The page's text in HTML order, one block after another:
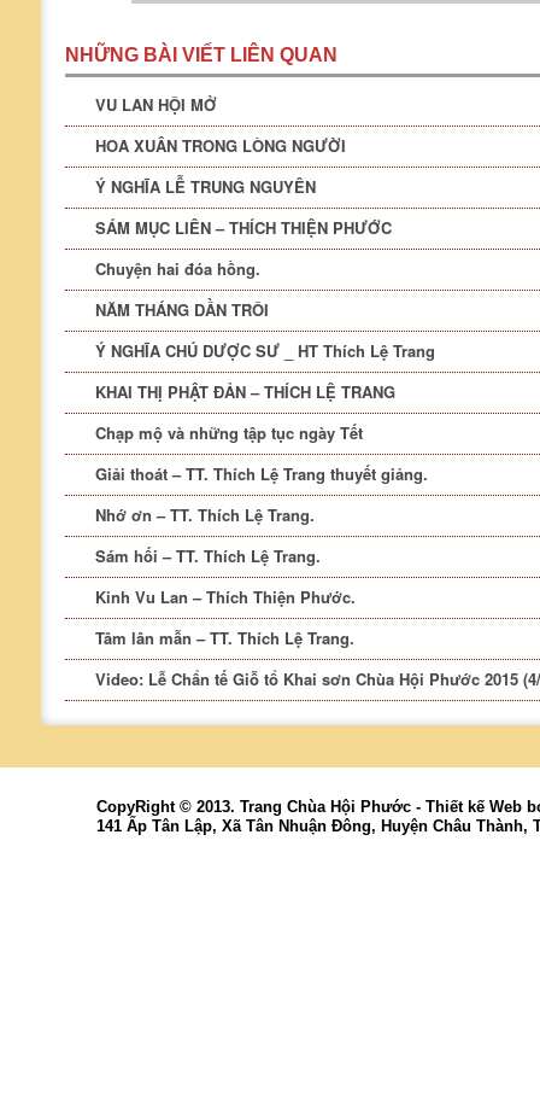
NHỮNG BÀI VIẾT LIÊN QUAN
VU LAN HỘI MỞ
HOA XUÂN TRONG LÒNG NGƯỜI
Ý NGHĨA LỄ TRUNG NGUYÊN
SÁM MỤC LIÊN – THÍCH THIỆN PHƯỚC
Chuyện hai đóa hồng.
NĂM THÁNG DẦN TRÔI
Ý NGHĨA CHÚ DƯỢC SƯ _ HT Thích Lệ Trang
KHAI THỊ PHẬT ĐẢN – THÍCH LỆ TRANG
Chạp mộ và những tập tục ngày Tết
Giải thoát – TT. Thích Lệ Trang thuyết giảng.
Nhớ ơn – TT. Thích Lệ Trang.
Sám hối – TT. Thích Lệ Trang.
Kinh Vu Lan – Thích Thiện Phước.
Tâm lân mẫn – TT. Thích Lệ Trang.
Video: Lễ Chẩn tế Giỗ tổ Khai sơn Chùa Hội Phước 2015
CopyRight © 2013. Trang Chùa Hội Phước - Thiết kế Web
141 Ấp Tân Lập, Xã Tân Nhuận Đông, Huyện Châu Thành,